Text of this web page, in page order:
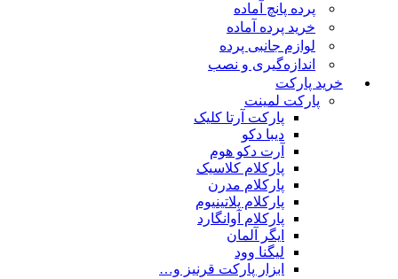
پرده پانچ آماده
خرید پرده آماده
لوازم جانبی پرده
اندازه‌گیری و نصب
خرید پارکت
پارکت لمینت
پارکت آرتا کلیک
دیبا دکو
آرت دکو هوم
پارکلام کلاسیک
پارکلام مدرن
پارکلام پلاتینیوم
پارکلام آوانگارد
ایگر آلمان
لیگنا وود
ابزار پارکت قرنیز و…